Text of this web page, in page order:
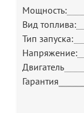
Мощность:
Вид топлива:
Тип запуска:
Напряжение:
Двигатель
Гарантия